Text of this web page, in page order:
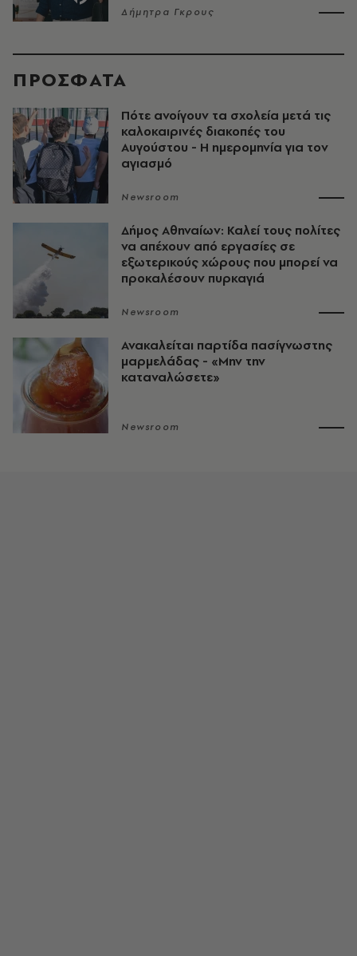
Δήμητρα Γκρους
ΠΡΟΣΦΑΤΑ
Πότε ανοίγουν τα σχολεία μετά τις
καλοκαιρινές διακοπές του
Αυγούστου - Η ημερομηνία για τον
αγιασμό
Newsroom
Δήμος Αθηναίων: Καλεί τους πολίτες
να απέχουν από εργασίες σε
εξωτερικούς χώρους που μπορεί να
προκαλέσουν πυρκαγιά
Newsroom
Ανακαλείται παρτίδα πασίγνωστης
μαρμελάδας - «Μην την
καταναλώσετε»
Newsroom